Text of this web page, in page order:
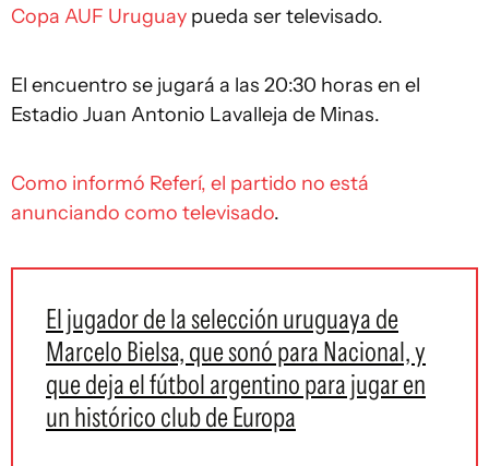
Copa AUF Uruguay pueda ser televisado.
El encuentro se jugará a las 20:30 horas en el
Estadio Juan Antonio Lavalleja de Minas.
Como informó Referí, el partido no está
anunciando como televisado.
El jugador de la selección uruguaya de
Marcelo Bielsa, que sonó para Nacional, y
que deja el fútbol argentino para jugar en
un histórico club de Europa